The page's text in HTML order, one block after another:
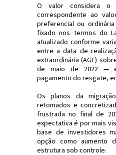
O valor considera o
correspondente ao
preferencial ou
fixado nos termos do
atualizado conforme
entre a data de
extraordinária (AGE)
de maio de 2022 —
pagamento do resgate,
Os planos da
retomados e
frustrada no final de
expectativa é por mais
base de investidores
opção como aumento
estrutura sob controle.